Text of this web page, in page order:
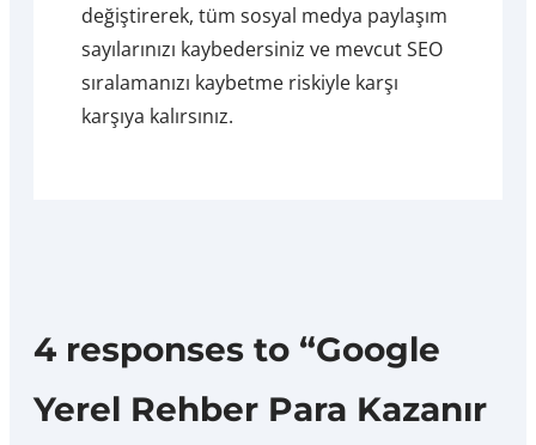
değiştirerek, tüm sosyal medya paylaşım
sayılarınızı kaybedersiniz ve mevcut SEO
sıralamanızı kaybetme riskiyle karşı
karşıya kalırsınız.
4 responses to “Google
Yerel Rehber Para Kazanır